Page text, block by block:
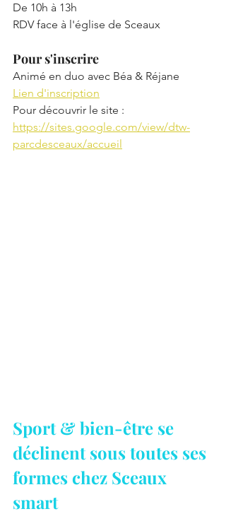
De 10h à 13h
RDV face à l'église de Sceaux
Pour s'inscrire
Animé en duo avec Béa & Réjane
Lien d'inscription
Pour découvrir le site :
https://sites.google.com/view/dtw-
parcdesceaux/accueil
Sport & bien-être se
déclinent sous toutes ses
formes chez Sceaux
smart